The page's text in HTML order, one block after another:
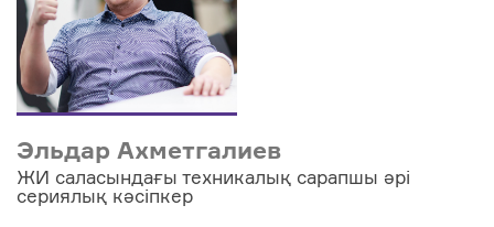
Эльдар Ахметгалиев
ЖИ саласындағы техникалық сарапшы әрі
сериялық кәсіпкер